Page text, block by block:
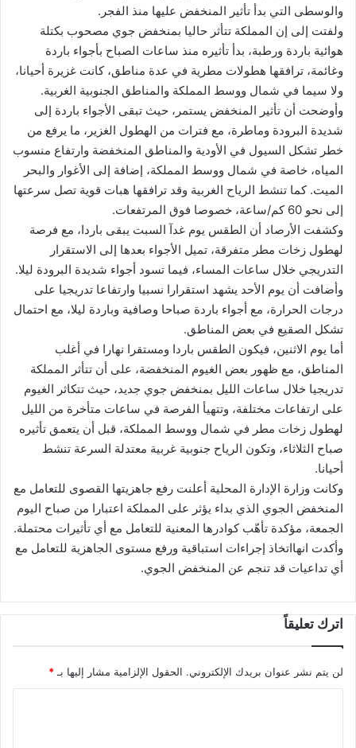
والوسطى التي بدأ تأثير المنخفض عليها منذ الفجر.
ولفتت إلى إن المملكة تتأثر حاليا بمنخفض جوي مصحوب بكتلة
هوائية باردة ورطبة، بدأ تأثيره منذ ساعات الصباح بأجواء باردة
وغائمة، ترافقها هطولات مطرية في عدة مناطق، كانت غزيرة أحيانا،
ولا سيما في شمال ووسط المملكة والمناطق الجنوبية الغربية.
وأوضحت أن تأثير المنخفض يستمر، حيث تبقى الأجواء باردة إلى
شديدة البرودة وماطرة، مع فترات من الهطول الغزير، ما يرفع من
خطر تشكل السيول في الأودية والمناطق المنخفضة وارتفاع منسوب
المياه، خاصة في شمال ووسط المملكة، إضافة إلى الأغوار والبحر
الميت. كما تنشط الرياح الغربية وقد ترافقها هبات قوية تصل سرعتها
إلى نحو 60 كم/ساعة، خصوصا فوق المرتفعات.
وكشفت الأرصاد أن الطقس يوم غدآ السبت يبقى باردا، مع فرصة
لهطول زخات مطر متفرقة، تميل الأجواء بعدها إلى الاستقرار
التدريجي خلال ساعات المساء، فيما تسود أجواء شديدة البرودة ليلا.
وأضافت أن يوم الأحد يشهد استقرارا نسبيا وارتفاعا تدريجيا على
درجات الحرارة، مع أجواء باردة صباحا وصافية وباردة ليلا، مع احتمال
تشكل الصقيع في بعض المناطق.
أما يوم الاثنين، فيكون الطقس باردا ومستقرا نهارا في أغلب
المناطق، مع ظهور بعض الغيوم المنخفضة، على أن تتأثر المملكة
تدريجيا خلال ساعات الليل بمنخفض جوي جديد، حيث تتكاثر الغيوم
على ارتفاعات مختلفة، وتتهيأ الفرصة في ساعات متأخرة من الليل
لهطول زخات مطر في شمال ووسط المملكة، قبل أن يتعمق تأثيره
صباح الثلاثاء، وتكون الرياح جنوبية غربية معتدلة السرعة تنشط
أحيانا.
وكانت وزارة الإدارة المحلية أعلنت رفع جاهزيتها القصوى للتعامل مع
المنخفض الجوي الذي بداء يؤثر على المملكة اعتبارا من صباح اليوم
الجمعة، مؤكدة تأهّب كوادرها المعنية للتعامل مع أي تأثيرات محتملة.
وأكدت انهااتخاذ إجراءات استباقية ورفع مستوى الجاهزية للتعامل مع
أي تداعيات قد تنجم عن المنخفض الجوي.
اترك تعليقاً
لن يتم نشر عنوان بريدك الإلكتروني. الحقول الإلزامية مشار إليها بـ*